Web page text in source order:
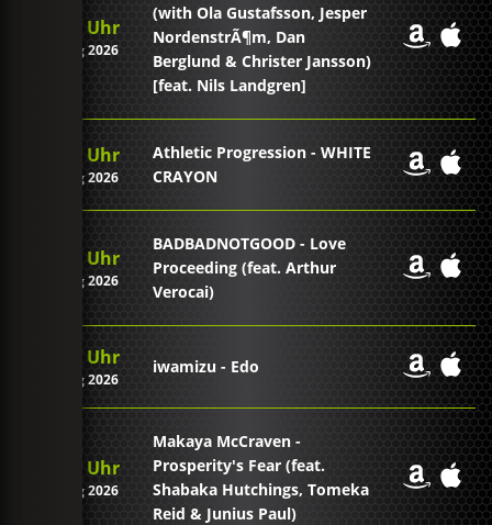
08:06 Uhr
09. Aug 2026
(with Ola Gustafsson, Jesper
NordenstrÃ¶m, Dan
Berglund & Christer Jansson)
[feat. Nils Landgren]
08:01 Uhr
09. Aug 2026
Athletic Progression - WHITE
CRAYON
07:56 Uhr
09. Aug 2026
BADBADNOTGOOD - Love
Proceeding (feat. Arthur
Verocai)
07:53 Uhr
09. Aug 2026
iwamizu - Edo
07:47 Uhr
09. Aug 2026
Makaya McCraven -
Prosperity's Fear (feat.
Shabaka Hutchings, Tomeka
Reid & Junius Paul)